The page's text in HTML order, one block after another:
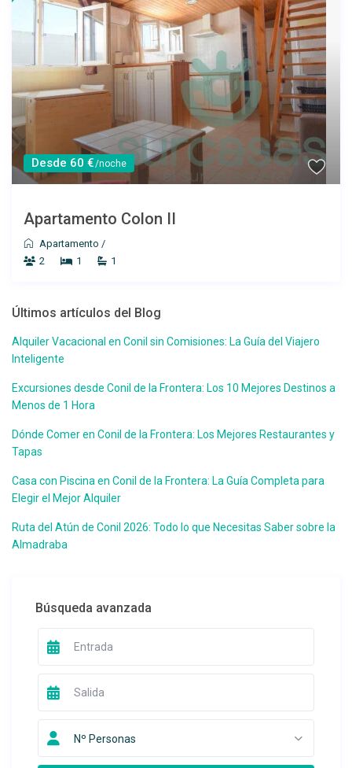
Desde 60 €/noche
Apartamento Colon II
Apartamento /
2
1 1
Últimos artículos del Blog
Alquiler Vacacional en Conil sin Comisiones: La Guía del Viajero
Inteligente
Excursiones desde Conil de la Frontera: Los 10 Mejores Destinos a
Menos de 1 Hora
Dónde Comer en Conil de la Frontera: Los Mejores Restaurantes y
Tapas
Casa con Piscina en Conil de la Frontera: La Guía Completa para
Elegir el Mejor Alquiler
Ruta del Atún de Conil 2026: Todo lo que Necesitas Saber sobre la
Almadraba
Búsqueda avanzada
Nº Personas